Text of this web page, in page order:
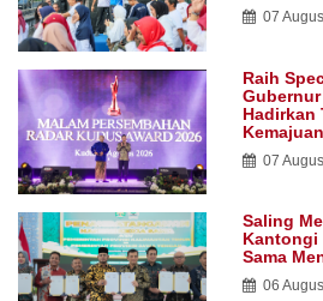
07
Raih
Hadirkan
07
Saling
Kantongi
Sama
06